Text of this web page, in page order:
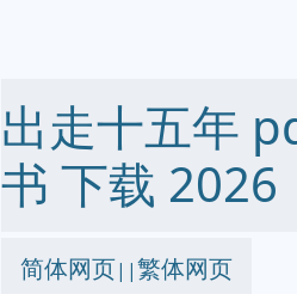
出走十五年
书 下载 2026
简体网页||繁体网页